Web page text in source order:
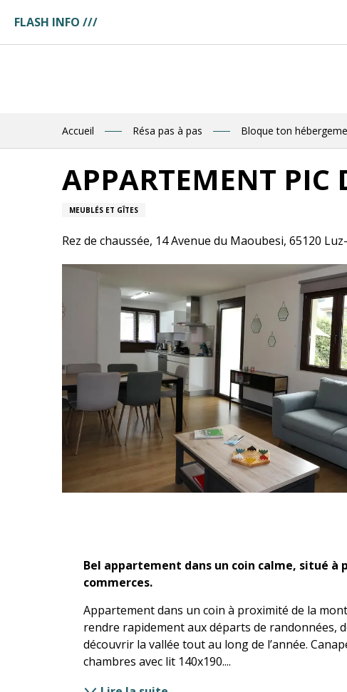
contenu
FLASH INFO ///
Accueil Résa pas à pas Bloque ton
APPARTEMENT PIC
MEUBLÉS ET GÎTES
Rez de chaussée, 14 Avenue du Maoubesi, 65120
Description
Bel appartement dans un coin calme, situé
commerces.
Appartement dans un coin à proximité de la
rendre rapidement aux départs de randonnées,
découvrir la vallée tout au long de l’année.
chambres avec lit 140x190....